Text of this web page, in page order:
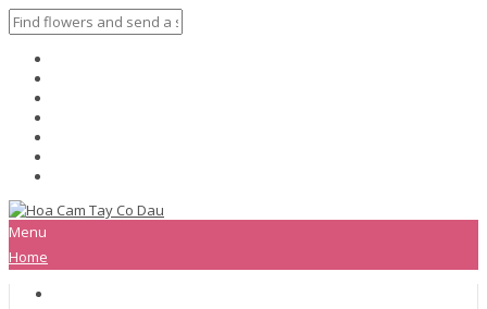
Menu
Home